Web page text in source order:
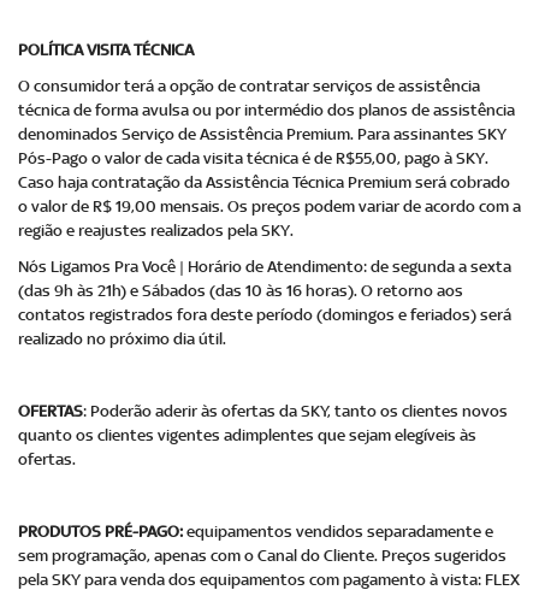
POLÍTICA VISITA TÉCNICA
O consumidor terá a opção de contratar serviços de assistência
técnica de forma avulsa ou por intermédio dos planos de assistência
denominados Serviço de Assistência Premium. Para assinantes SKY
Pós-Pago o valor de cada visita técnica é de R$55,00, pago à SKY.
Caso haja contratação da Assistência Técnica Premium será cobrado
o valor de R$ 19,00 mensais. Os preços podem variar de acordo com a
região e reajustes realizados pela SKY.
Nós Ligamos Pra Você | Horário de Atendimento: de segunda a sexta
(das 9h às 21h) e Sábados (das 10 às 16 horas). O retorno aos
contatos registrados fora deste período (domingos e feriados) será
realizado no próximo dia útil.
OFERTAS: Poderão aderir às ofertas da SKY, tanto os clientes novos
quanto os clientes vigentes adimplentes que sejam elegíveis às
ofertas.
PRODUTOS PRÉ-PAGO: equipamentos vendidos separadamente e
sem programação, apenas com o Canal do Cliente. Preços sugeridos
pela SKY para venda dos equipamentos com pagamento à vista: FLEX